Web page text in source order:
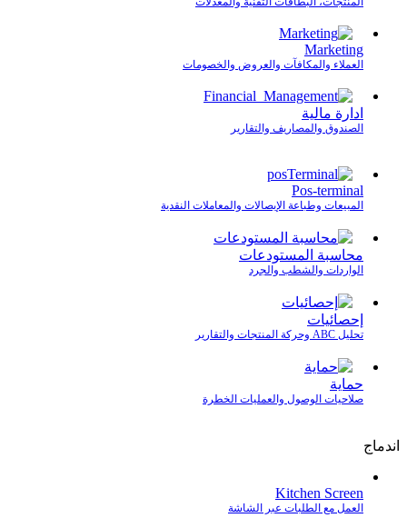
Marketing
العملاء والمكافآت والعروض والخصومات
ادارة مالية
الصندوق والمصاريف والتقارير
Pos-terminal
المبيعات وطباعة الإيصالات والمعاملات النقدية
محاسبة المستودعات
الواردات والشطب والجرد
إحصائيات
تحليل ABC وحركة المنتجات والتقارير
حماية
صلاحيات الوصول والعمليات الخطرة
اندماج
Kitchen Screen
العمل مع الطلبات عبر الشاشة